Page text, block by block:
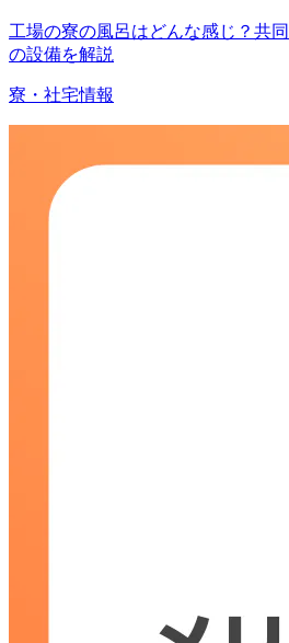
工場の寮の風呂はどんな感じ？共
の設備を解説
寮・社宅情報